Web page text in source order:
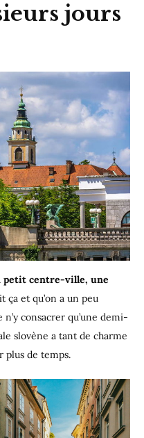
jours
petit centre-ville, une
ça et qu’on a un peu
consacrer qu’une demi-
slovène a tant de charme
plus de temps.